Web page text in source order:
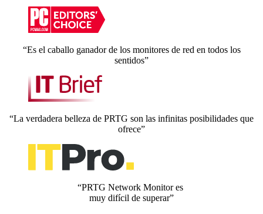
“Es el caballo ganador de los monitores de red en todos los
sentidos”
“La verdadera belleza de PRTG son las infinitas posibilidades que
ofrece”
“PRTG Network Monitor es
muy difícil de superar”